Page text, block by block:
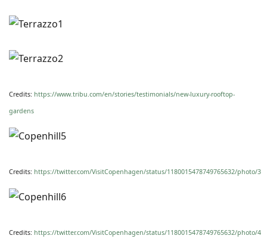
Credits: https://www.tribu.com/en/stories/testimonials/new-luxury-rooftop-
gardens
Credits: https://twitter.com/VisitCopenhagen/status/1180015478749765632/photo/3
Credits: https://twitter.com/VisitCopenhagen/status/1180015478749765632/photo/4